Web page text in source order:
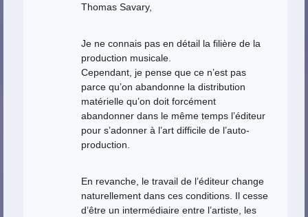
Thomas Savary,
Je ne connais pas en détail la filière de la
production musicale.
Cependant, je pense que ce n’est pas
parce qu’on abandonne la distribution
matérielle qu’on doit forcément
abandonner dans le même temps l’éditeur
pour s’adonner à l’art difficile de l’auto-
production.
En revanche, le travail de l’éditeur change
naturellement dans ces conditions. Il cesse
d’être un intermédiaire entre l’artiste, les